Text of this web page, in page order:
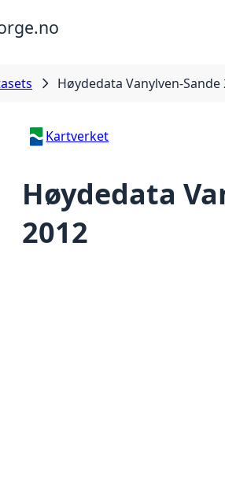
Høydedata Vanylven-Sande
Kartverket
Høydedata
2012